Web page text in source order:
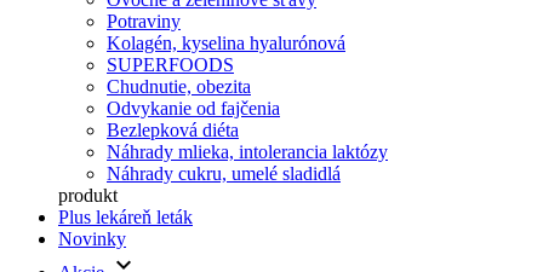
Potraviny
Kolagén, kyselina hyalurónová
SUPERFOODS
Chudnutie, obezita
Odvykanie od fajčenia
Bezlepková diéta
Náhrady mlieka, intolerancia laktózy
Náhrady cukru, umelé sladidlá
produkt
Plus lekáreň leták
Novinky
keyboard_arrow_down